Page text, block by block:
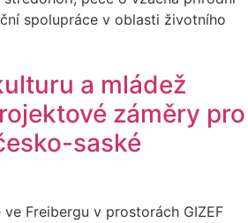
spolupráce v oblasti životního
a mládež
záměry pro
saské
ve Freibergu v prostorách GIZEF